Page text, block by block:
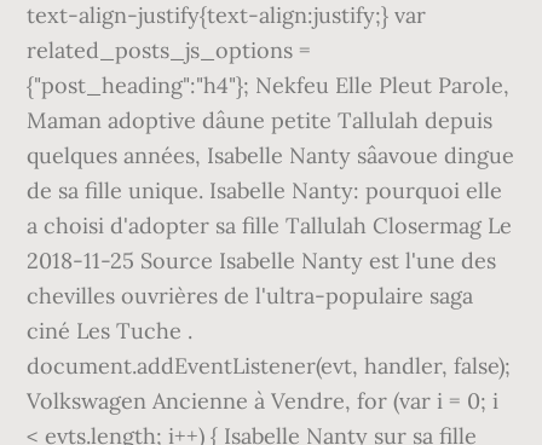
text-align-justify{text-align:justify;} var
related_posts_js_options =
{"post_heading":"h4"}; Nekfeu Elle Pleut Parole,
Maman adoptive dâune petite Tallulah depuis
quelques années, Isabelle Nanty sâavoue dingue
de sa fille unique. Isabelle Nanty: pourquoi elle
a choisi d'adopter sa fille Tallulah Closermag Le
2018-11-25 Source Isabelle Nanty est l'une des
chevilles ouvrières de l'ultra-populaire saga
ciné Les Tuche .
document.addEventListener(evt, handler, false);
Volkswagen Ancienne à Vendre, for (var i = 0; i
< evts.length; i++) { Isabelle Nanty sur sa fille